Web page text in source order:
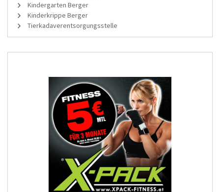
Kindergarten Berger
Kinderkrippe Berger
Tierkadaverentsorgungsstelle